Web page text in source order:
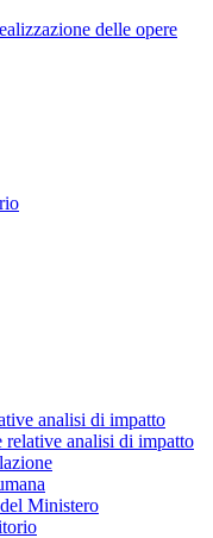
delle opere
analisi di impatto
relative analisi di impatto
Ministero